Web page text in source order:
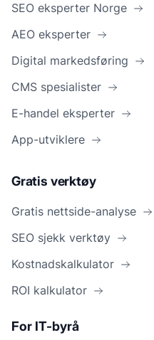
SEO eksperter Norge
AEO eksperter
Digital markedsføring
CMS spesialister
E-handel eksperter
App-utviklere
Gratis verktøy
Gratis nettside-analyse
SEO sjekk verktøy
Kostnadskalkulator
ROI kalkulator
For IT-byrå